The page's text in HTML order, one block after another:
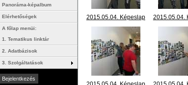
2015.05.04. Képeslap
felrakás Rozgonyi
iskola 7.B osztály (Vas
megye) IMG_4894.JPG
2015.05.04.
felrakás
iskola 7.B
megye)
Panoráma-képalbum
Elérhetőségek
A főlap menüi:
1. Tematikus linktár
2. Adatbázisok
3. Szolgáltatások